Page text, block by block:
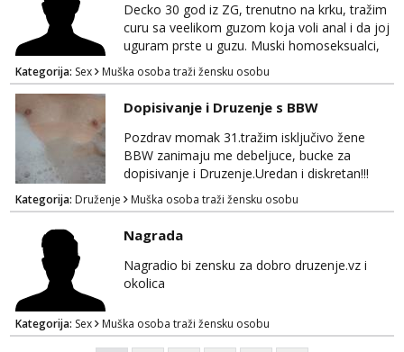
Decko 30 god iz ZG, trenutno na krku, tražim
curu sa veelikom guzom koja voli anal i da joj
uguram prste u guzu. Muski homoseksualci,
parovi i transiči odjebite, ne zanimate me. Bilo
kakva placanja opcenito (gotovina) ili
unaprijed (aircash, paysafecard, bonovi) ne
dolaze u obzir. Javit se prvo porukom na
whatsapp 0958048882.
Kategorija: Sex Muška osoba traži žensku osobu
Dopisivanje i Druzenje s BBW
Pozdrav momak 31.tražim isključivo žene
BBW zanimaju me debeljuce, bucke za
dopisivanje i Druzenje.Uredan i diskretan!!!
Kategorija: Druženje Muška osoba traži žensku osobu
Nagrada
Nagradio bi zensku za dobro druzenje.vz i
okolica
Kategorija: Sex Muška osoba traži žensku osobu